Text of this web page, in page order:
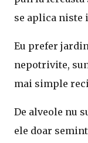
se aplica niste
Eu prefer
nepotrivite,
mai simple
De alveole nu
ele doar